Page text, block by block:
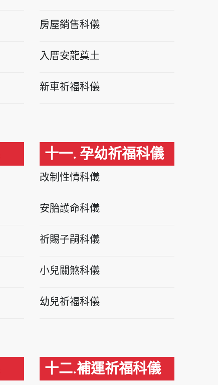
房屋銷售科儀
入厝安龍奠土
新車祈福科儀
十一. 孕幼祈福科儀
改制性情科儀
安胎護命科儀
祈賜子嗣科儀
小兒關煞科儀
幼兒祈福科儀
十二.補運祈福科儀